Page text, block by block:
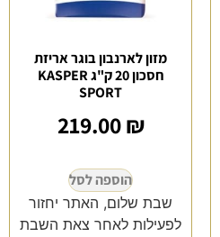
מזון לארנבון בוגר אריזת
חסכון 20 ק"ג KASPER
SPORT
219.00₪
הוספה לסל
שבת שלום, האתר יחזור
לפעילות לאחר צאת השבת